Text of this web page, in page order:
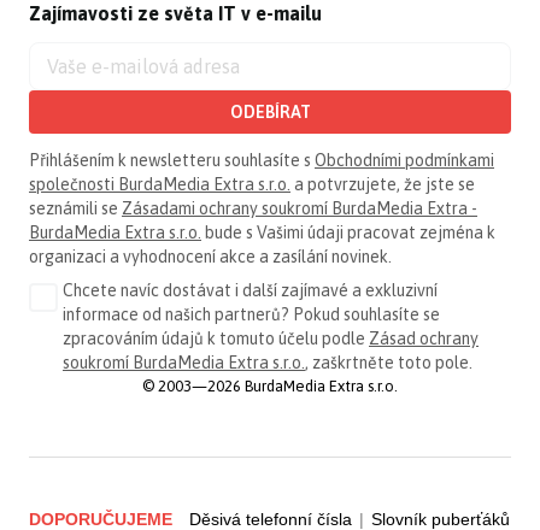
Zajímavosti ze světa IT v e-mailu
ODEBÍRAT
Přihlášením k newsletteru souhlasíte s Obchodními podmínkami
společnosti BurdaMedia Extra s.r.o. a potvrzujete, že jste se
seznámili se Zásadami ochrany soukromí BurdaMedia Extra -
BurdaMedia Extra s.r.o. bude s Vašimi údaji pracovat zejména k
organizaci a vyhodnocení akce a zasílání novinek.
Chcete navíc dostávat i další zajímavé a exkluzivní
informace od našich partnerů? Pokud souhlasíte se
zpracováním údajů k tomuto účelu podle Zásad ochrany
soukromí BurdaMedia Extra s.r.o. , zaškrtněte toto pole.
© 2003—2026 BurdaMedia Extra s.r.o.
DOPORUČUJEME Děsivá telefonní čísla | Slovník puberťáků